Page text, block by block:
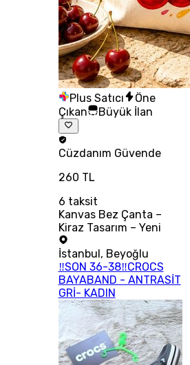
Plus Satıcı
Öne
Çıkan
Büyük İlan
Cüzdanım Güvende
260 TL
6 taksit
Kanvas Bez Çanta –
Kiraz Tasarım – Yeni
İstanbul, Beyoğlu
‼SON 36-38‼CROCS
BAYABAND - ANTRASİT
GRİ- KADIN